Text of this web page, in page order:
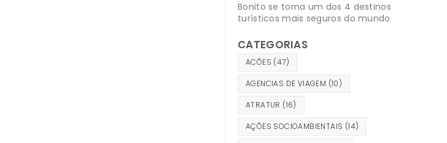
Bonito se torna um dos 4 destinos
turísticos mais seguros do mundo
CATEGORIAS
ACÕES (47)
AGENCIAS DE VIAGEM (10)
ATRATUR (16)
AÇÕES SOCIOAMBIENTAIS (14)